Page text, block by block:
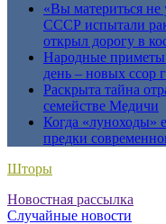
«Вы материться не
СССР испытали
открыл дорогу в
Народные приметы
день – новых ссор
Раскрыта тайна
семействе Медичи
Когда «луноходы»
предки
Шторы
Новостная рассылка
Случайные новости